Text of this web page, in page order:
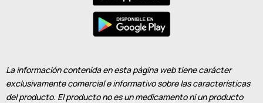
La información contenida en esta página web tiene carácter
exclusivamente comercial e informativo sobre las características
del producto. El producto no es un medicamento ni un producto